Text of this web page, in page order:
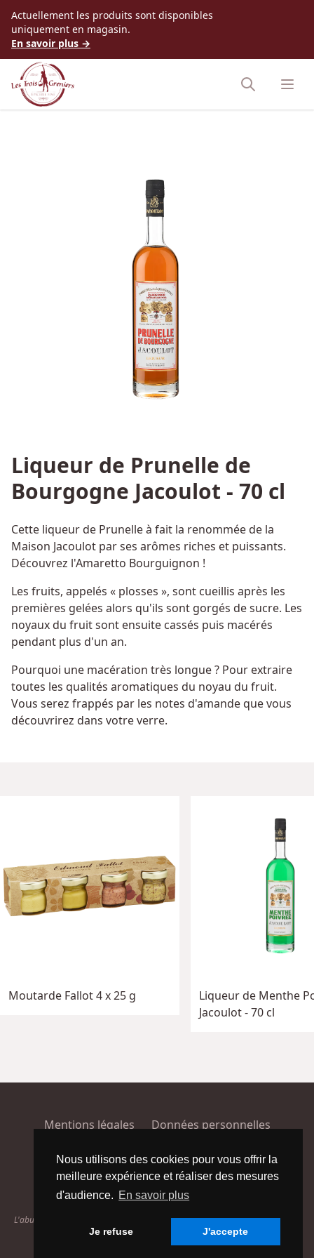
Nous utilisons des cookies pour vous offrir la
meilleure expérience et réaliser des mesures
d'audience. En savoir plus
Je refuse J'accepte
Accès au contenu
Actuellement les produits sont disponibles
uniquement en magasin.
En savoir plus →
Liqueur de Prunelle de
Bourgogne Jacoulot - 70 cl
Cette liqueur de Prunelle à fait la renommée de la
Maison Jacoulot par ses arômes riches et puissants.
Découvrez l'Amaretto Bourguignon !
Les fruits, appelés « plosses », sont cueillis après les
premières gelées alors qu'ils sont gorgés de sucre. Les
noyaux du fruit sont ensuite cassés puis macérés
pendant plus d'un an.
Pourquoi une macération très longue ? Pour extraire
toutes les qualités aromatiques du noyau du fruit.
Vous serez frappés par les notes d'amande que vous
découvrirez dans votre verre.
Moutarde Fallot 4 x 25 g
Liqueur de Menthe
Jacoulot - 70 cl
Mentions légales
Données personnelles
Conditions générales de vente
Plan du site
FacebookInstagram
L'abus d'alcool est dangereux pour la santé. À consommer avec modération.
© 2026 Com & cie.